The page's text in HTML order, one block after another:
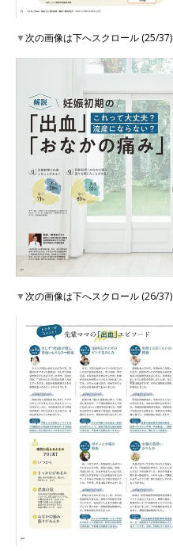
▼次の画像は下へスクロール (25/37)
▼次の画像は下へスクロール (26/37)